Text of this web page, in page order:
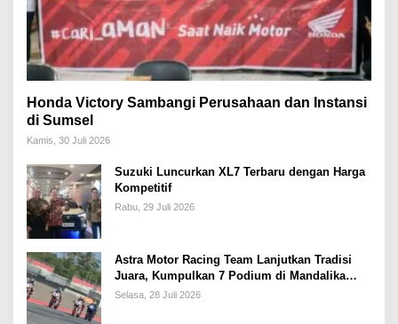
Honda Victory Sambangi Perusahaan dan Instansi
di Sumsel
Kamis, 30 Juli 2026
Suzuki Luncurkan XL7 Terbaru dengan Harga
Kompetitif
Rabu, 29 Juli 2026
Astra Motor Racing Team Lanjutkan Tradisi
Juara, Kumpulkan 7 Podium di Mandalika
Racing Series Putaran ke 3
Selasa, 28 Juli 2026